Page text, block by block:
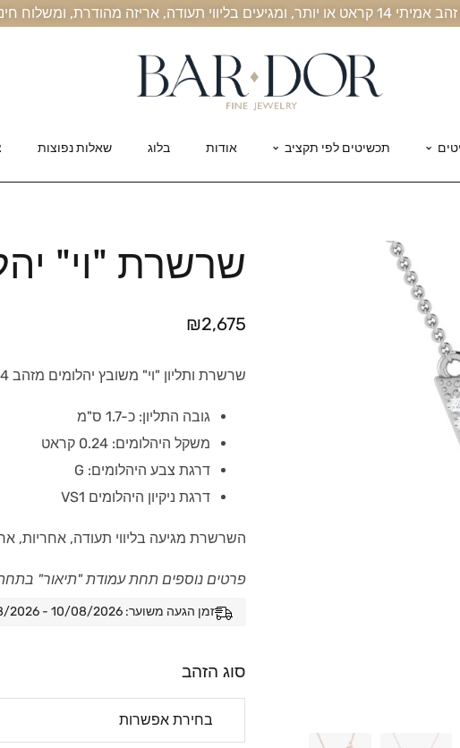
מהודרת, ומשלוח חינם עד הבית
תכשיטים לפי תקציב אודות בלוג שאלות נפוצות
שרשרת "וי"
₪2,675
שרשרת ותליון "וי" משובץ יהלומים מזהב 14 קראט אמיתי
גובה התליון: כ-1.7 ס"מ
משקל היהלומים: 0.24 קראט
דרגת צבע היהלומים: G
דרגת ניקיון היהלומים VS1
השרשרת מגיעה בליווי תעודה, אחריות,
פרטים נוספים תחת עמודת "תיאור"
זמן הגעה משוער: 10/08/2026 - 17/08/2026
סוג הזהב